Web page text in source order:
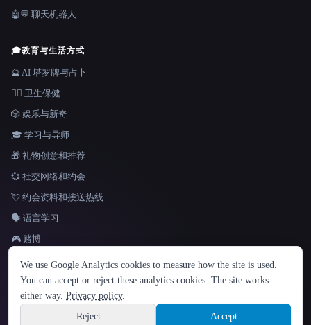
语言
English español Français Русский 简体中文
Hindi
🤖💬 聊天机器人
🎓教育与生活方式
🔮 AI 塔罗牌与占卜
👩‍⚕️ 卫生保健
🎲 娱乐与新奇
🎓 学习与导师
🎁 礼物创意和推荐
💞 社交网络和约会
💘 约会资料和接送热线
🗣️ 语言学习
🎮 赌博
Site information
© 2026 That AI Collection. 保留所有权利。
Built with Metatron ★
build de3d624c
We use Google Analytics cookies to measure how the site is used.
You can accept or reject these analytics cookies. The site works
either way. Privacy policy.
Reject
Accept